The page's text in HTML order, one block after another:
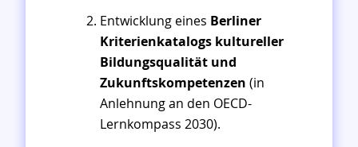
Entwicklung eines Berliner
Kriterienkatalogs kultureller
Bildungsqualität und
Zukunftskompetenzen (in
Anlehnung an den OECD-
Lernkompass 2030).